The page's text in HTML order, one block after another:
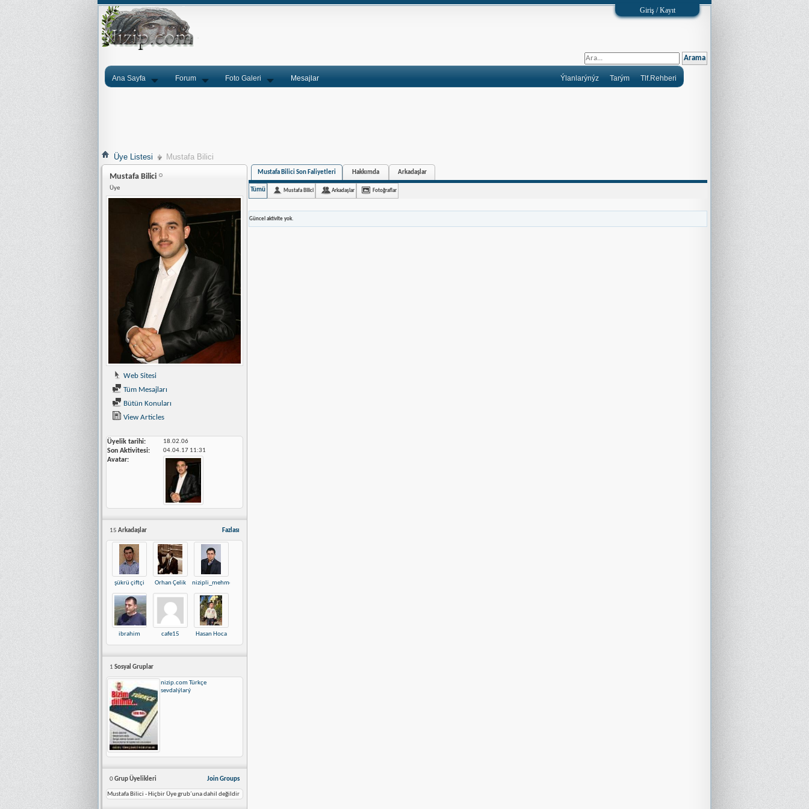
Giriş / Kayıt
Ana Sayfa Forum Foto Galeri Mesajlar Tlf.Rehberi
Tarým
Ýlanlarýnýz
Üye Listesi Mustafa Bilici
Mustafa Bilici
Üye
Web Sitesi
Tüm Mesajları
Bütün Konuları
View Articles
Üyelik tarihi 18.02.06
Son Aktivitesi 04.04.17 11:31
Avatar
Fazlası
15 Arkadaşlar
şükrü çiftçi Orhan Çelik nizipli_mehmet
ibrahim cafe15 Hasan Hoca
1 Sosyal Gruplar
nizip.com Türkçe
sevdalýlarý
Join Groups
0Grup Üyelikleri
Mustafa Bilici - Hiçbir Üye grub´una dahil değildir
Mustafa Bilici Son Faliyetleri Hakkımda Arkadaşlar
Tümü Mustafa Bilici Arkadaşlar Fotoğraflar
Güncel aktivite yok.